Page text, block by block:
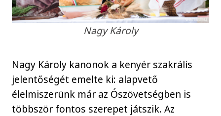
Nagy Károly
Nagy Károly kanonok a kenyér szakrális
jelentőségét emelte ki: alapvető
élelmiszerünk már az Ószövetségben is
többször fontos szerepet játszik. Az